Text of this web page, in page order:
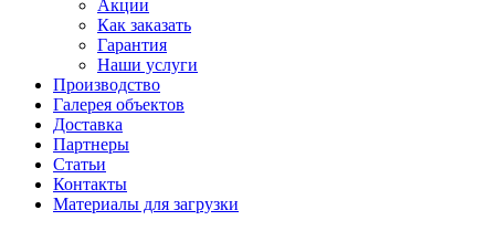
Акции
Как заказать
Гарантия
Наши услуги
Производство
Галерея объектов
Доставка
Партнеры
Статьи
Контакты
Материалы для загрузки